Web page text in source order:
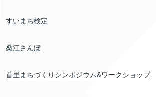
すいまち検定
桑江さんぽ
首里まちづくりシンポジウム&ワークショップ